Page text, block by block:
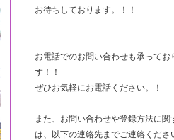
お待ちしております。！！
お電話でのお問い合わせも承ってお
す！！
ぜひお気軽にお電話ください。！
また、お問い合わせや登録方法に関
は、以下の連絡先までご連絡くださ